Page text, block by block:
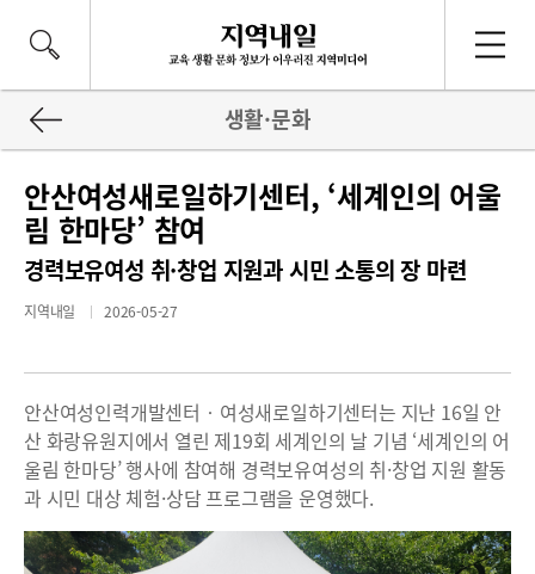
생활·문화
안산여성새로일하기센터, ‘세계인의 어울
림 한마당’ 참여
경력보유여성 취·창업 지원과 시민 소통의 장 마련
지역내일 2026-05-27
안산여성인력개발센터‧여성새로일하기센터는 지난 16일 안
산 화랑유원지에서 열린 제19회 세계인의 날 기념 ‘세계인의 어
울림 한마당’ 행사에 참여해 경력보유여성의 취·창업 지원 활동
과 시민 대상 체험·상담 프로그램을 운영했다.